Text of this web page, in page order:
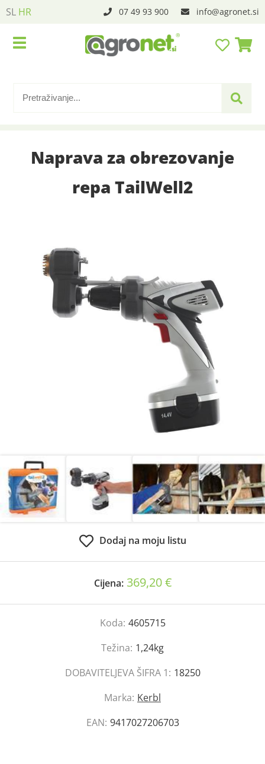
SL HR 07 49 93 900 info agronet.si
Naprava za obrezovanje
repa TailWell2
Dodaj na moju listu
Cijena: 369,20 €
Koda: 4605715
Težina: 1,24kg
DOBAVITELJEVA ŠIFRA 1: 18250
Marka: Kerbl
EAN: 9417027206703